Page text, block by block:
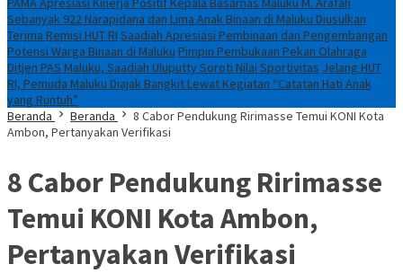
Sebanyak 922 Narapidana dan Lima Anak Binaan di Maluku Diusulkan
Terima Remisi HUT RI Saadiah Apresiasi Pembinaan dan Pengembangan
Potensi Warga Binaan di Maluku Pimpin Pembukaan Pekan Olahraga
Ditjen PAS Maluku, Saadiah Uluputty Soroti Nilai Sportivitas Jelang HUT
RI, Pemuda Maluku Diajak Bangkit Lewat Kegiatan “Catatan Hati Anak
yang Runtuh”
Beranda
Beranda
8 Cabor Pendukung Ririmasse Temui KONI Kota
Ambon, Pertanyakan Verifikasi
8 Cabor Pendukung Ririmasse
Temui KONI Kota Ambon,
Pertanyakan Verifikasi